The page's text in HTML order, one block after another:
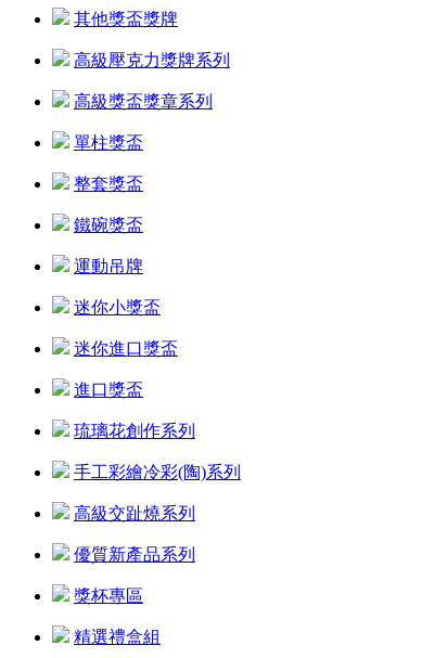
其他獎盃獎牌
高級壓克力獎牌系列
高級獎盃獎章系列
單柱獎盃
整套獎盃
鐵碗獎盃
運動吊牌
迷你小獎盃
迷你進口獎盃
進口獎盃
琉璃花創作系列
手工彩繪冷彩(陶)系列
高級交趾燒系列
優質新產品系列
獎杯專區
精選禮盒組